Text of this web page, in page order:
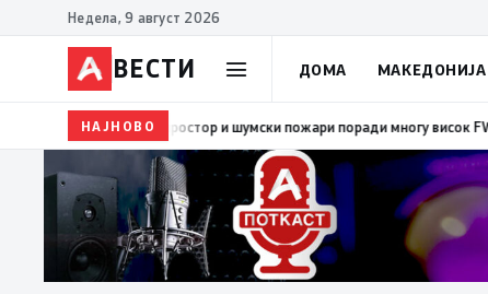
Недела, 9 август 2026
ВЕСТИ ДОМА МАКЕДОНИЈА
НАЈНОВО08:38ЦУК: Попладнево зголемен ризик од појава